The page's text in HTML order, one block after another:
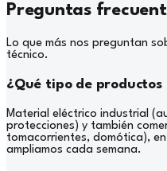
Preguntas
Lo que más nos preguntan
técnico.
¿Qué tipo de
Material eléctrico industrial
protecciones) y también
tomacorrientes, domótica),
ampliamos cada semana.